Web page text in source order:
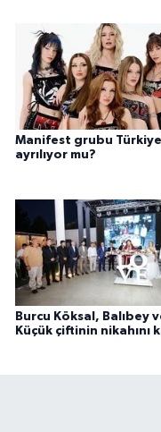
Manifest grubu
ayrılıyor mu?
Burcu Köksal, Balıbey
Küçük çiftinin nikahını